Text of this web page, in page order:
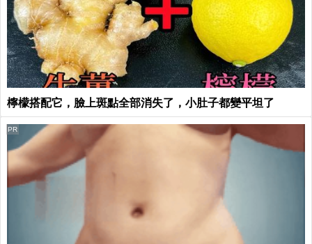
檸檬搭配它，臉上斑點全部消失了，小肚子都變平坦了
PR